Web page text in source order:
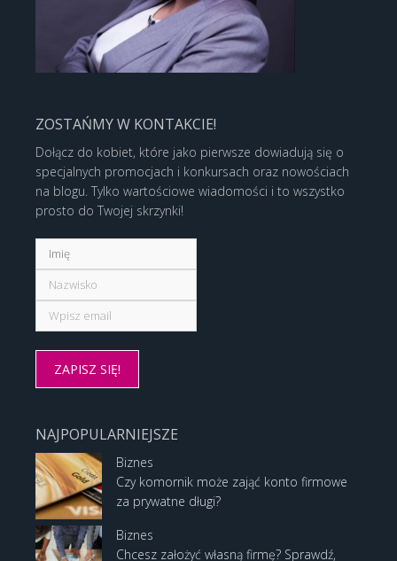
ZOSTAŃMY W KONTAKCIE!
Dołącz do kobiet, które jako pierwsze dowiadują się o
specjalnych promocjach i konkursach oraz nowościach
na blogu. Tylko wartościowe wiadomości i to wszystko
prosto do Twojej skrzynki!
NAJPOPULARNIEJSZE
Biznes
Czy komornik może zająć konto firmowe
za prywatne długi?
Biznes
Chcesz założyć własną firmę? Sprawdź,